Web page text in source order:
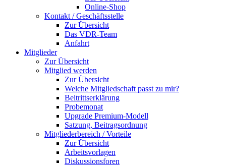
Online-Shop
Kontakt / Geschäftsstelle
Zur Übersicht
Das VDR-Team
Anfahrt
Mitglieder
Zur Übersicht
Mitglied werden
Zur Übersicht
Welche Mitgliedschaft passt zu mir?
Beitrittserklärung
Probemonat
Upgrade Premium-Modell
Satzung, Beitragsordnung
Mitgliederbereich / Vorteile
Zur Übersicht
Arbeitsvorlagen
Diskussionsforen